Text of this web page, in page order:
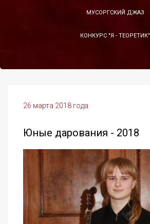
МУСОРГСКИЙ ДЖАЗ
КОНКУРС "Я - ТЕОРЕТИК"
26 марта 2018 года
Юные дарования - 2018